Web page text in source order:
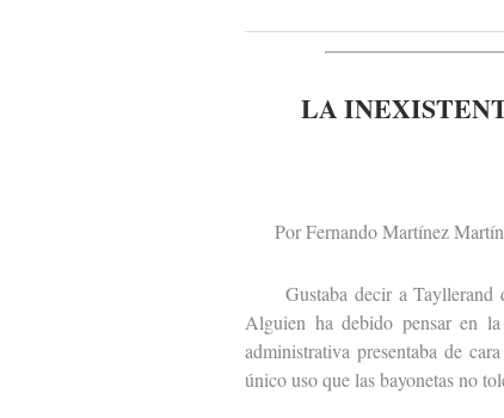
LA
Por Fernando Martínez
Gustaba decir a Tayllerand
Alguien ha debido pensar en
administrativa presentaba de
único uso que las bayonetas no